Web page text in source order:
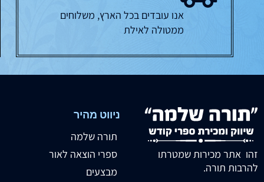
אנו עובדים בכל הארץ, משלוחים
ממטולה לאילת
זהו אתר מכירות שמטרתו
להרבות תורה.
ניווט מהיר
תורה שלמה
ספרי הוצאה לאור
מבצעים